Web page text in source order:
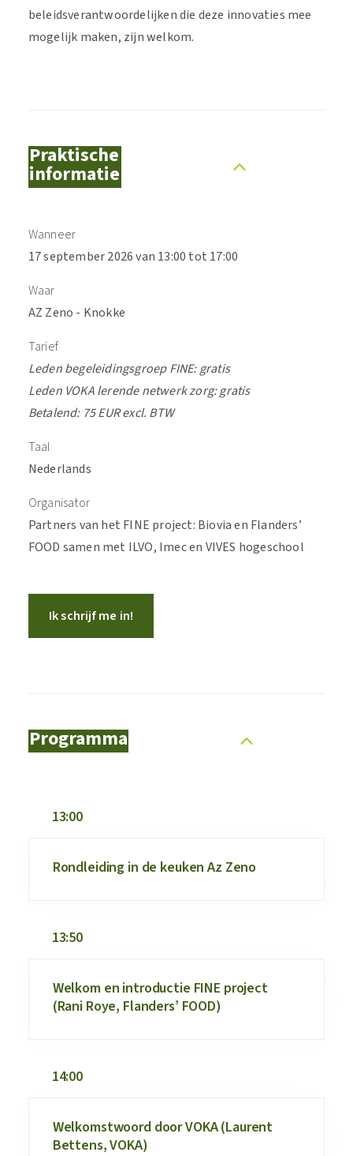
beleidsverantwoordelijken die deze innovaties mee
mogelijk maken, zijn welkom.
Praktische
informatie
Wanneer
17 september 2026 van 13:00 tot 17:00
Waar
AZ Zeno - Knokke
Tarief
Leden begeleidingsgroep FINE: gratis
Leden VOKA lerende netwerk zorg: gratis
Betalend: 75 EUR excl. BTW
Taal
Nederlands
Organisator
Partners van het FINE project: Biovia en Flanders’
FOOD samen met ILVO, Imec en VIVES hogeschool
Ik schrijf me in!
Programma
13:00
Rondleiding in de keuken Az Zeno
13:50
Welkom en introductie FINE project
(Rani Roye, Flanders’ FOOD)
14:00
Welkomstwoord door VOKA (Laurent
Bettens, VOKA)